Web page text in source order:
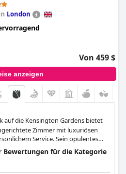
London
Von 459 $
anzeigen
auf die Kensington Gardens bietet
Zimmer mit luxuriösen
Service. Sein opulentes
schaffen ein einzigartiges und
Bewertungen für die Kategorie